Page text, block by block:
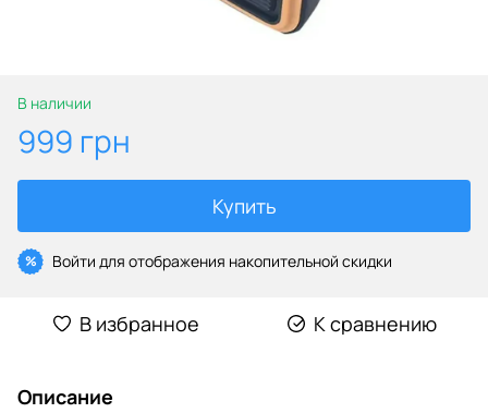
В наличии
999 грн
Купить
% Войти для отображения накопительной скидки
В избранное К сравнению
Описание